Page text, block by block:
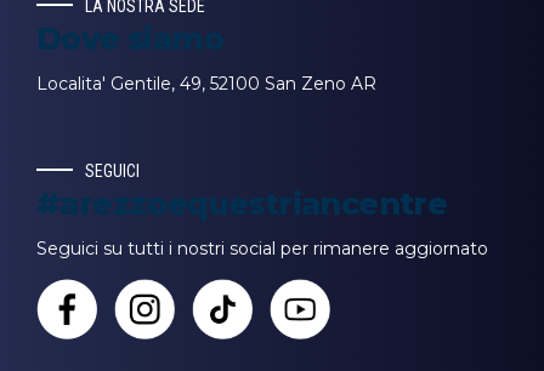
LA NOSTRA SEDE
Dove siamo
Localita' Gentile, 49, 52100 San Zeno AR
SEGUICI
#arezzoequestriancentre
Seguici su tutti i nostri social per rimanere aggiornato